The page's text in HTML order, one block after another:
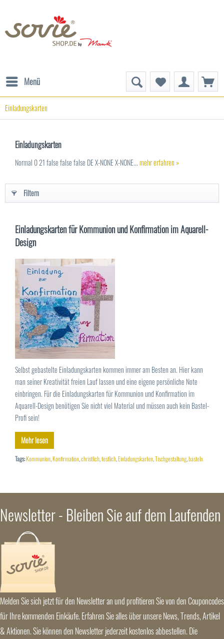
Menü
Einladungskarten
Einladungskarten
Normal 0 21 false false false DE X-NONE X-NONE...mehr erfahren »
Filtern
Einladungskarten für Kommunion und Konfirmation im Aquarell-
Design
Selbst gebastelte Einladungskarten kommen immer am Besten an. Hier kann
man seiner Kreativität freien Lauf lassen und eine eigene persönliche Note
einbringen. Für die Einladungskarten für Kommunion und Konfirmation im
Aquarell-Design benötigen Sie nicht viel Material und müssen auch kein Bastel-
Profi sein!
Mehr lesen
Tags:Kommunion,Konfirmation,christlich,festlich,Einladungskarten,Tischgestaltung,basteln
Newsletter - Bleiben Sie auf dem Laufenden
Melden Sie sich jetzt für den Newsletter an und profitieren Sie von den Couponcodes
für Ihre kommenden Einkäufe. Erfahren Sie alles über unsere News, Trends, Artikel
& Aktionen. Sie können den Newsletter jederzeit kostenlos abbestellen. Die